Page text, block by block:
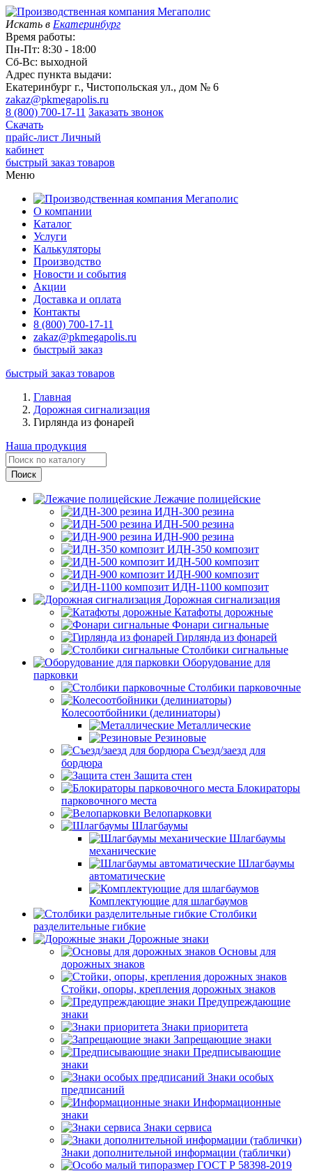
Искать в Екатеринбург
Время работы:
Пн-Пт: 8:30 - 18:00
Сб-Вс: выходной
Адрес пункта выдачи:
Екатеринбург г., Чистопольская ул., дом № 6
zakaz@pkmegapolis.ru
8 (800) 700-17-11 Заказать звонок
Скачать
прайс-лист Личный
кабинет
быстрый заказ товаров
Меню
О компании
Каталог
Услуги
Калькуляторы
Производство
Новости и события
Акции
Доставка и оплата
Контакты
8 (800) 700-17-11
zakaz@pkmegapolis.ru
быстрый заказ
быстрый заказ товаров
Главная
Дорожная сигнализация
Гирлянда из фонарей
Наша продукция
Лежачие полицейские
ИДН-300 резина
ИДН-500 резина
ИДН-900 резина
ИДН-350 композит
ИДН-500 композит
ИДН-900 композит
ИДН-1100 композит
Дорожная сигнализация
Катафоты дорожные
Фонари сигнальные
Гирлянда из фонарей
Столбики сигнальные
Оборудование для
парковки
Столбики парковочные
Колесоотбойники (делиниаторы)
Металлические
Резиновые
Съезд/заезд для
бордюра
Защита стен
Блокираторы
парковочного места
Велопарковки
Шлагбаумы
Шлагбаумы
механические
Шлагбаумы
автоматические
Комплектующие для шлагбаумов
Столбики
разделительные гибкие
Дорожные знаки
Основы для
дорожных знаков
Стойки, опоры, крепления дорожных знаков
Предупреждающие
знаки
Знаки приоритета
Запрещающие знаки
Предписывающие
знаки
Знаки особых
предписаний
Информационные
знаки
Знаки сервиса
Знаки дополнительной информации (таблички)